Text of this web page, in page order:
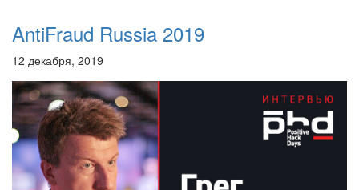
AntiFraud Russia 2019
12 декабря, 2019